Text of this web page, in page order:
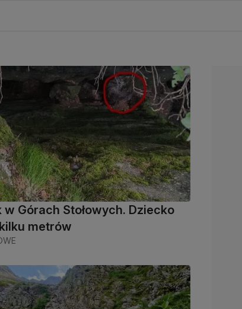
w Górach Stołowych. Dziecko
metrów